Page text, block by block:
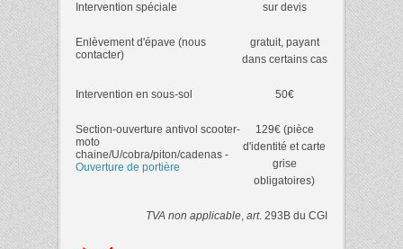
Intervention spéciale sur devis
Enlèvement d'épave (nous
contacter)
gratuit, payant
dans certains cas
Intervention en sous-sol 50€
Section-ouverture antivol scooter-
moto
chaine/U/cobra/piton/cadenas -
Ouverture de portière
129€ (pièce
d'identité et carte
grise
obligatoires)
TVA non applicable, art. 293B du CGI